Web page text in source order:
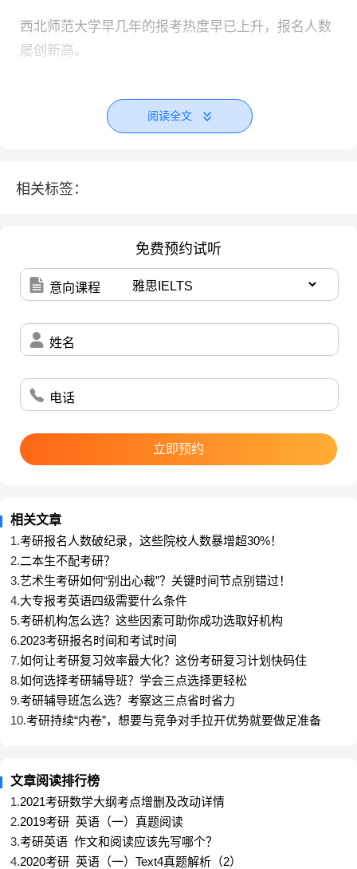
西北师范大学早几年的报考热度早已上升，报名人数
屡创新高。
考，而它还仅仅是一所双非师范类院校。
可度很高，是省部共建高校，教育资源比较优秀，甘
光这一条就已经很吸引人了！
另外，西北师范大学也是常年招收调剂的大学，而且
还有一些是自己的王牌专业，所以很多西部的同学都
下图展示的是23考研招生调剂的一些专业。
西北师范大学的热门报考专业有：中国古代文学、中
国史、教育学、学科教学、应用心理等。
阅读全文
相关标签：
免费预约试听
意向课程
姓名
电话
立即预约
相关文章
1.考研报名人数破纪录，这些院校人数暴增超30%！
2.二本生不配考研？
3.艺术生考研如何“别出心裁”？关键时间节点别错过！
4.大专报考英语四级需要什么条件
5.考研机构怎么选？这些因素可助你成功选取好机构
6.2023考研报名时间和考试时间
7.如何让考研复习效率最大化？这份考研复习计划快码住
8.如何选择考研辅导班？学会三点选择更轻松
9.考研辅导班怎么选？考察这三点省时省力
10.考研持续“内卷”，想要与竞争对手拉开优势就要做足准备
文章阅读排行榜
1.2021考研数学大纲考点增删及改动详情
2.2019考研_英语（一）真题阅读
3.考研英语_作文和阅读应该先写哪个？
4.2020考研_英语（一）Text4真题解析（2）